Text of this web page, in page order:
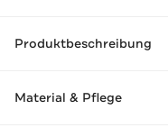
Produktbeschreibung
Material & Pflege